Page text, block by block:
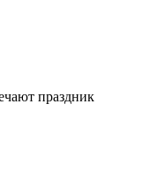
праздник